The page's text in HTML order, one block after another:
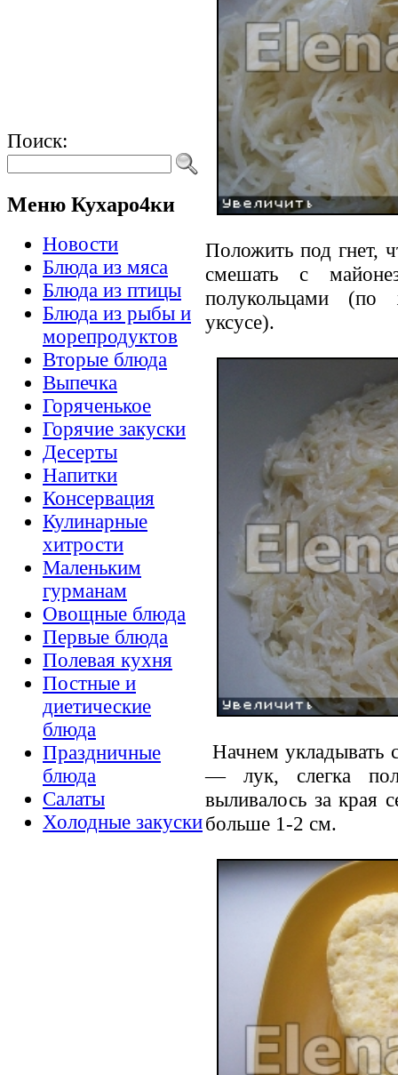
Поиск:
Меню Кухаро4ки
Новости
Блюда из мяса
Блюда из птицы
Блюда из рыбы и
морепродуктов
Вторые блюда
Выпечка
Горяченькое
Горячие закуски
Десерты
Напитки
Консервация
Кулинарные
хитрости
Маленьким
гурманам
Овощные блюда
Первые блюда
Полевая кухня
Постные и
диетические
блюда
Праздничные
блюда
Салаты
Холодные закуски
Положить под гнет,
смешать с
полукольцами
уксусе).
Начнем укладывать
— лук, слегка
выливалось за края
больше 1-2 см.